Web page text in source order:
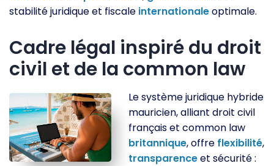
stabilité juridique et fiscale internationaleoptimale.
Cadre légal inspiré du droit
civil et de la common law
Le système juridique hybride
mauricien, alliant droit civil
français et common law
britannique, offre flexibilité,
transparenceet sécurité :